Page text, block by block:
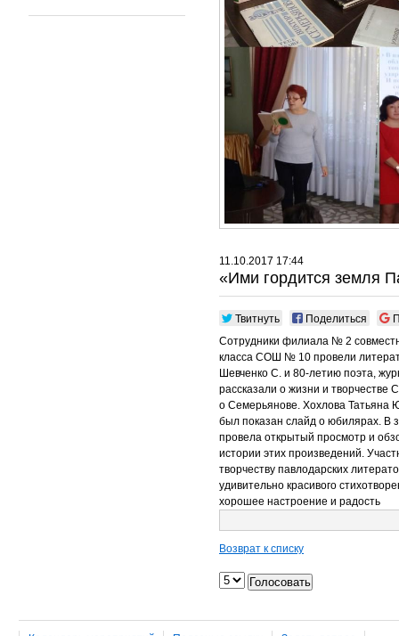
11.10.2017 17:44
«Ими гордится земля
Твитнуть Поделиться
Сотрудники филиала № 2
класса СОШ № 10 провели
Шевченко С. и 80-летию поэта,
рассказали о жизни и творчестве
о Семерьянове. Хохлова Татьяна
был показан слайд о юбилярах. В
провела открытый просмотр и
истории этих произведений.
творчеству павлодарских
удивительно красивого
хорошее настроение и радость
Возврат к списку